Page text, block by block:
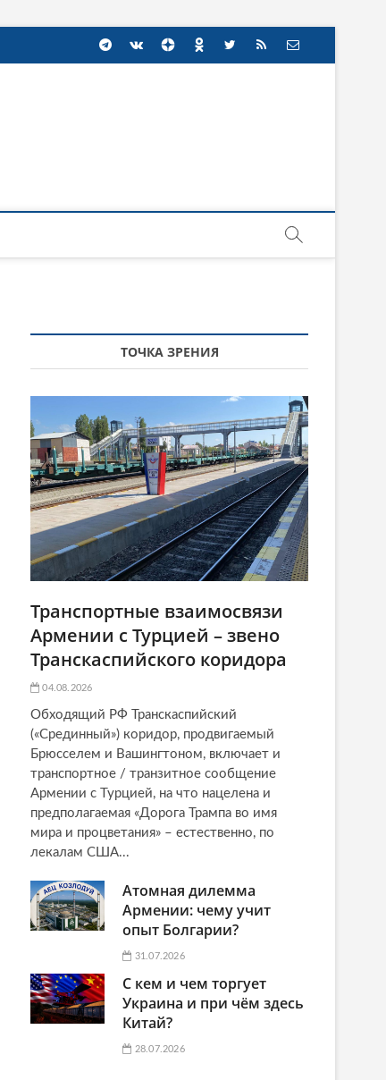
ТОЧКА ЗРЕНИЯ
Транспортные взаимосвязи
Армении с Турцией – звено
Транскаспийского коридора
04.08.2026
Обходящий РФ Транскаспийский
(«Срединный») коридор, продвигаемый
Брюсселем и Вашингтоном, включает и
транспортное / транзитное сообщение
Армении с Турцией, на что нацелена и
предполагаемая «Дорога Трампа во имя
мира и процветания» – естественно, по
лекалам США...
Атомная дилемма
Армении: чему учит
опыт Болгарии?
31.07.2026
С кем и чем торгует
Украина и при чём здесь
Китай?
28.07.2026